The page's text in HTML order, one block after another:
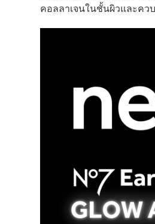
คอลลาเจนในชั้นผิวและคว